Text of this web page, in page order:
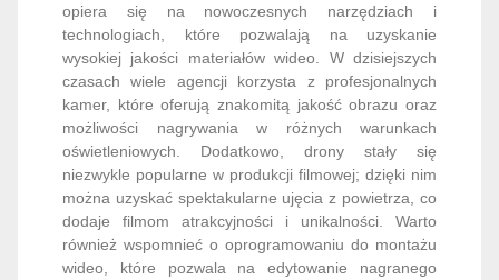
opiera się na nowoczesnych narzędziach i
technologiach, które pozwalają na uzyskanie
wysokiej jakości materiałów wideo. W dzisiejszych
czasach wiele agencji korzysta z profesjonalnych
kamer, które oferują znakomitą jakość obrazu oraz
możliwości nagrywania w różnych warunkach
oświetleniowych. Dodatkowo, drony stały się
niezwykle popularne w produkcji filmowej; dzięki nim
można uzyskać spektakularne ujęcia z powietrza, co
dodaje filmom atrakcyjności i unikalności. Warto
również wspomnieć o oprogramowaniu do montażu
wideo, które pozwala na edytowanie nagranego